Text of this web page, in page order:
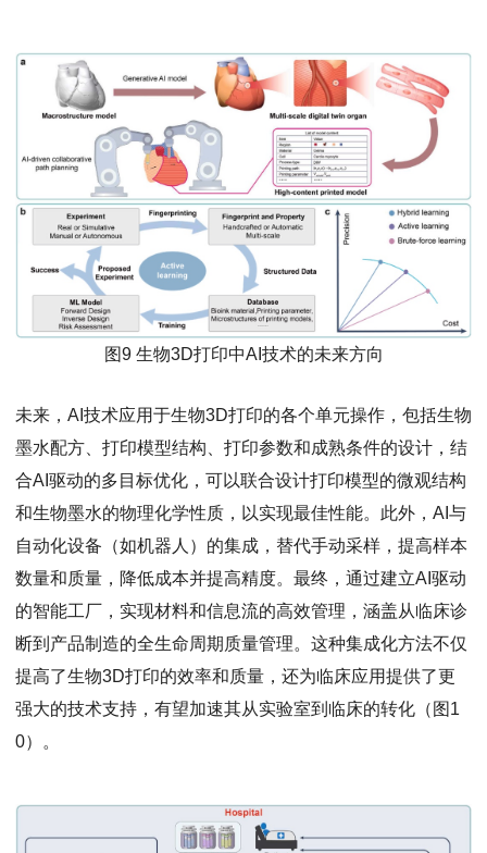
图9 生物3D打印中AI技术的未来方向
未来，AI技术应用于生物3D打印的各个单元操作，包括生物
墨水配方、打印模型结构、打印参数和成熟条件的设计，结
合AI驱动的多目标优化，可以联合设计打印模型的微观结构
和生物墨水的物理化学性质，以实现最佳性能。此外，AI与
自动化设备（如机器人）的集成，替代手动采样，提高样本
数量和质量，降低成本并提高精度。最终，通过建立AI驱动
的智能工厂，实现材料和信息流的高效管理，涵盖从临床诊
断到产品制造的全生命周期质量管理。这种集成化方法不仅
提高了生物3D打印的效率和质量，还为临床应用提供了更
强大的技术支持，有望加速其从实验室到临床的转化（图1
0）。